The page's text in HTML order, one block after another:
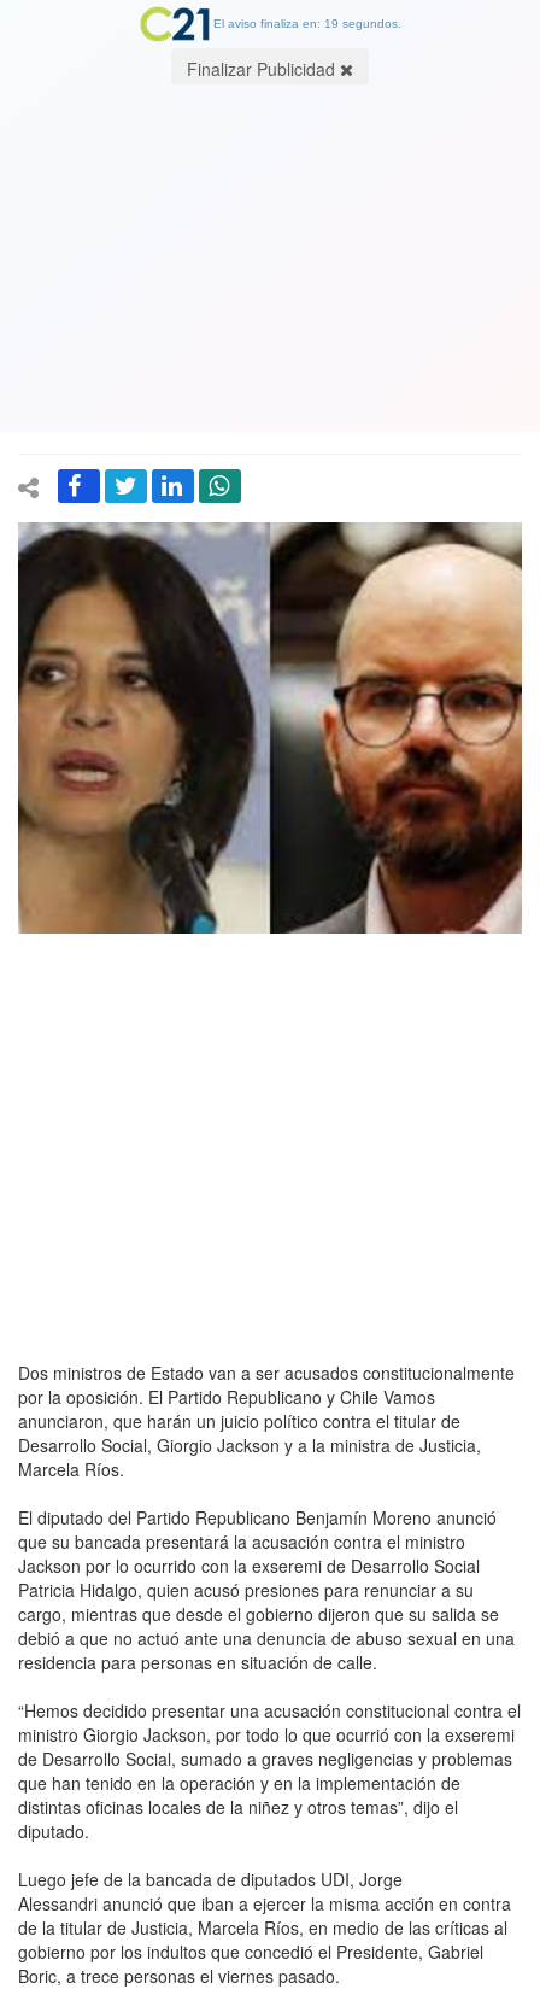
Dos ministros de Estado van a ser acusados constitucionalmente
por la oposición. El Partido Republicano y Chile Vamos
anunciaron, que harán un juicio político contra el titular de
Desarrollo Social, Giorgio Jackson y a la ministra de Justicia,
Marcela Ríos.
El diputado del Partido Republicano Benjamín Moreno anunció
que su bancada presentará la acusación contra el ministro
Jackson por lo ocurrido con la exseremi de Desarrollo Social
Patricia Hidalgo, quien acusó presiones para renunciar a su
cargo, mientras que desde el gobierno dijeron que su salida se
debió a que no actuó ante una denuncia de abuso sexual en una
residencia para personas en situación de calle.
“Hemos decidido presentar una acusación constitucional contra el
ministro Giorgio Jackson, por todo lo que ocurrió con la exseremi
de Desarrollo Social, sumado a graves negligencias y problemas
que han tenido en la operación y en la implementación de
distintas oficinas locales de la niñez y otros temas”, dijo el
diputado.
Luego jefe de la bancada de diputados UDI, Jorge
Alessandri anunció que iban a ejercer la misma acción en contra
de la titular de Justicia, Marcela Ríos, en medio de las críticas al
gobierno por los indultos que concedió el Presidente, Gabriel
Boric, a trece personas el viernes pasado.
El aviso finaliza en: 19 segundos.
Finalizar Publicidad